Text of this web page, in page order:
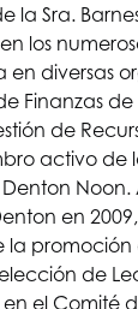
la Sra.
los
diversas
Finanzas
de
activo de
Denton
en
la promoción
de
el Comité